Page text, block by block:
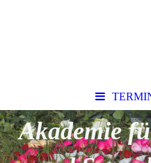
Akademie